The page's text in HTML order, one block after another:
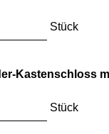
Stück
Kastenschloss
Stück